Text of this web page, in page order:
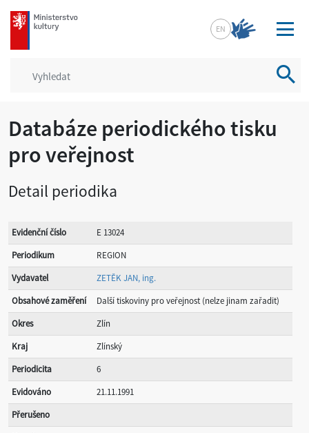
mkcr.cz
EN
Databáze periodického tisku
pro veřejnost
Detail periodika
Evidenční číslo
E 13024
Periodikum
REGION
Vydavatel
ZETĚK JAN, ing.
Obsahové zaměření
Další tiskoviny pro veřejnost (nelze jinam zařadit)
Okres
Zlín
Kraj
Zlínský
Periodicita
6
Evidováno
21.11.1991
Přerušeno